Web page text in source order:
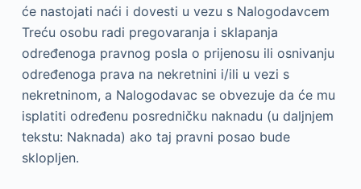
će nastojati naći i dovesti u vezu s Nalogodavcem
Treću osobu radi pregovaranja i sklapanja
određenoga pravnog posla o prijenosu ili osnivanju
određenoga prava na nekretnini i/ili u vezi s
nekretninom, a Nalogodavac se obvezuje da će mu
isplatiti određenu posredničku naknadu (u daljnjem
tekstu: Naknada) ako taj pravni posao bude
sklopljen.